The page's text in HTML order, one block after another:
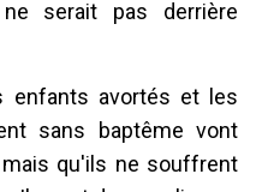
serait pas derrière
enfants avortés et les
sans baptême vont
qu'ils ne souffrent